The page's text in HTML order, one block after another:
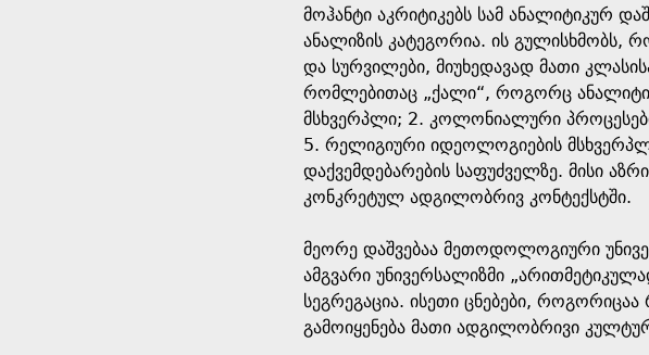
s
a
g
e
მოჰანტი აკრიტიკებს სამ ანალიტიკურ
ანალიზის კატეგორია. ის გულისხმობს,
და სურვილები, მიუხედავად მათი
რომლებითაც „ქალი“, როგორც
მსხვერპლი; 2. კოლონიალური
5. რელიგიური იდეოლოგიების
დაქვემდებარების საფუძველზე. მისი
კონკრეტულ ადგილობრივ კონტექსტში.
მეორე დაშვებაა მეთოდოლოგიური
ამგვარი უნივერსალიზმი
სეგრეგაცია. ისეთი ცნებები,
გამოიყენება მათი ადგილობრივი